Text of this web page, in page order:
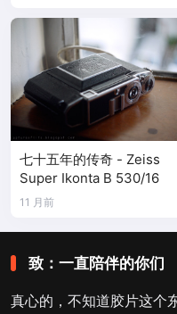
七十五年的传奇 - Zeiss
Super Ikonta B 530/16
11 月前
致：一直陪伴的你们
真心的，不知道胶片这个